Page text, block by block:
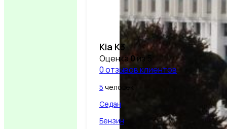
Kia K3
Оценка 0из 5
0отзывов клиентов
5 человек
Седан
Бензин